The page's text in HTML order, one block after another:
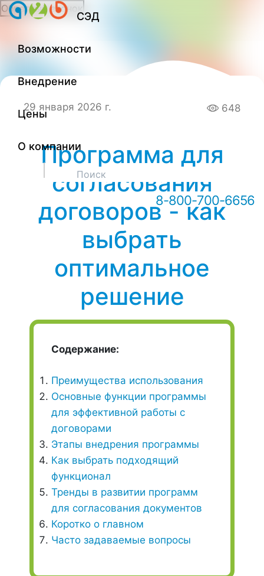
Обратный звонок
Онлайн-консультация А2Б
Здравствуйте! Мы можем вам
чем-то помочь?
СЭД
Возможности
Внедрение
Цены
О компании
8-800-700-6656
29 января 2026 г. 648
Программа для
согласования
договоров - как
выбрать
оптимальное
решение
Содержание:
Преимущества использования
Основные функции программы
для эффективной работы с
договорами
Этапы внедрения программы
Как выбрать подходящий
функционал
Тренды в развитии программ
для согласования документов
Коротко о главном
Часто задаваемые вопросы